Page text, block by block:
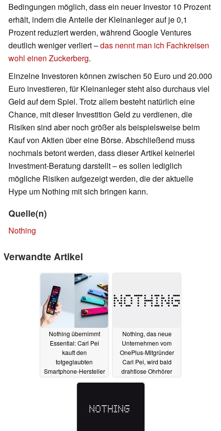
Bedingungen möglich, dass ein neuer Investor 10 Prozent
erhält, indem die Anteile der Kleinanleger auf je 0,1
Prozent reduziert werden, während Google Ventures
deutlich weniger verliert –das nennt man ich Fachkreisen
wohl einen Zuckerberg.
Einzelne Investoren können zwischen 50 Euro und 20.000
Euro investieren, für Kleinanleger steht also durchaus viel
Geld auf dem Spiel. Trotz allem besteht natürlich eine
Chance, mit dieser Investition Geld zu verdienen, die
Risiken sind aber noch größer als beispielsweise beim
Kauf von Aktien über eine Börse. Abschließend muss
nochmals betont werden, dass dieser Artikel keinerlei
Investment-Beratung darstellt – es sollen lediglich
mögliche Risiken aufgezeigt werden, die der aktuelle
Hype um Nothing mit sich bringen kann.
Quelle(n)
Nothing
Verwandte Artikel
Nothing übernimmt
Essential: Carl Pei
kauft den
totgeglaubten
Smartphone-Hersteller
15.02.2021
Nothing, das neue
Unternehmen vom
OnePlus-Mitgründer
Carl Pei, wird bald
drahtlose Ohrhörer